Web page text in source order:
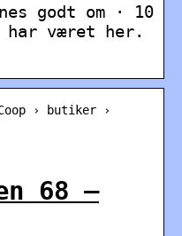
godt om · 10
har været her.
› butiker ›
68 –